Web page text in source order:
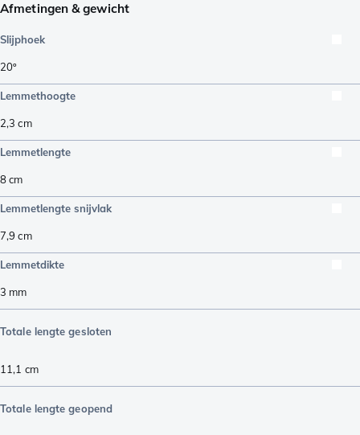
Afmetingen & gewicht
Slijphoek
20º
Lemmethoogte
2,3 cm
Lemmetlengte
8cm
Lemmetlengte snijvlak
7,9 cm
Lemmetdikte
3 mm
Totale lengte gesloten
11,1 cm
Totale lengte geopend